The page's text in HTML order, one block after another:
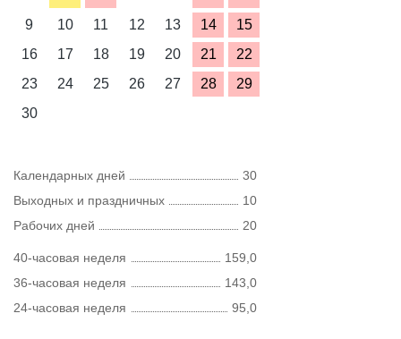
9
10 11 12 13 14
15
16
17 18 19 20 21
22
23
24 25 26 27 28
29
30
Календарных дней
30
Выходных и праздничных
10
Рабочих дней
20
40-часовая неделя
159,0
36-часовая неделя
143,0
24-часовая неделя
95,0